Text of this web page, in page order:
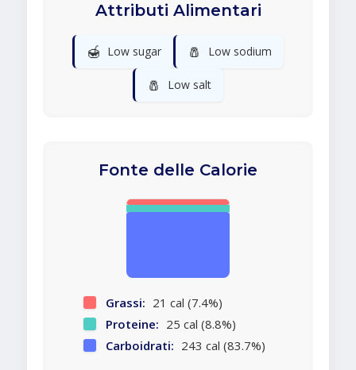
Attributi Alimentari
🍯 Low sugar 🧂 Low sodium
🧂 Low salt
Fonte delle Calorie
Grassi: 21 cal (7.4%)
Proteine: 25 cal (8.8%)
Carboidrati: 243 cal (83.7%)